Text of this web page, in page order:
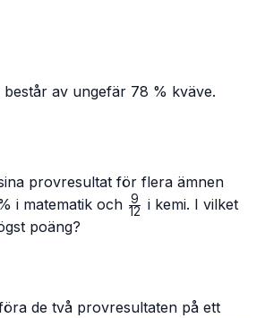
av ungefär 78 % kväve.
provresultat för flera ämnen
i matematik och \frac{9}
12
9
i kemi. I vilket
poäng?
de två provresultaten på ett